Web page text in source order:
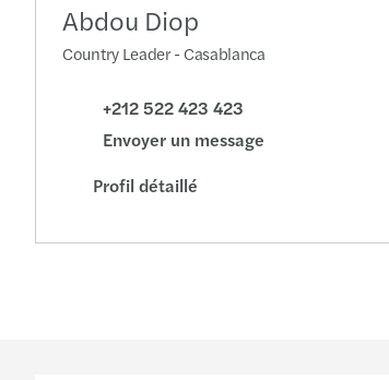
Abdou Diop
Country Leader - Casablanca
+212 522 423 423
Envoyer un message
Profil détaillé